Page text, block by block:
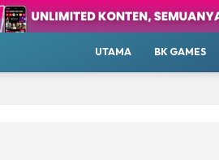
BK Fantastik
BK Hangout
UTAMA BK GAMES